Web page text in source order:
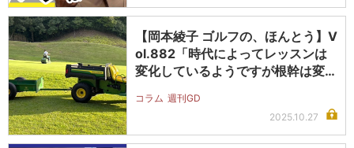
【岡本綾子 ゴルフの、ほんとう】V
ol.882「時代によってレッスンは
変化しているようですが根幹は変…
コラム 週刊GD
2025.10.27